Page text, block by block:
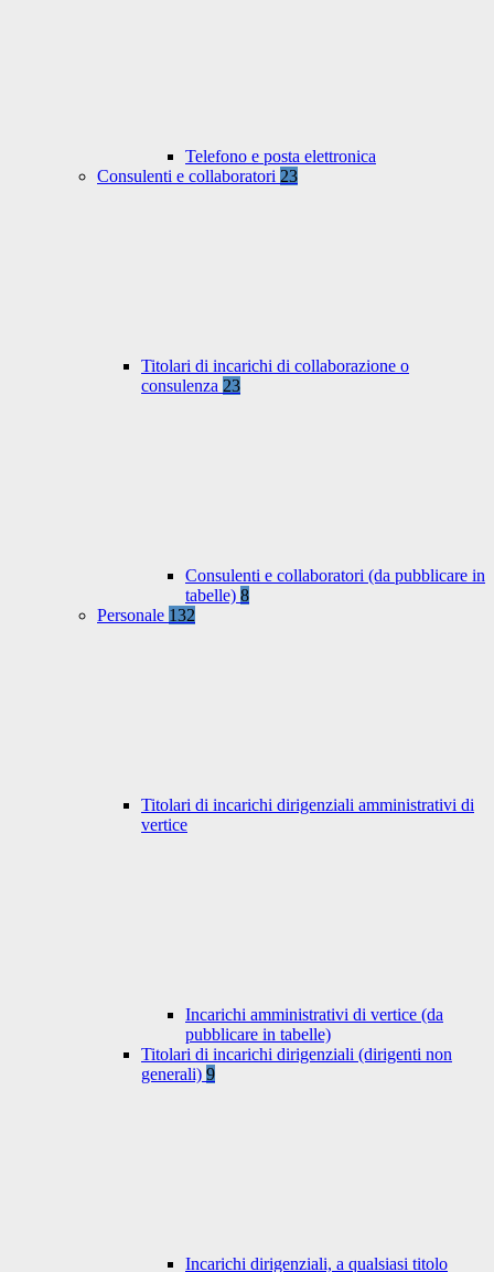
Telefono e posta elettronica
Consulenti e collaboratori 23
Titolari di incarichi di collaborazione o
consulenza 23
Consulenti e collaboratori (da pubblicare in
tabelle) 8
Personale 132
Titolari di incarichi dirigenziali amministrativi di
vertice
Incarichi amministrativi di vertice (da
pubblicare in tabelle)
Titolari di incarichi dirigenziali (dirigenti non
generali) 9
Incarichi dirigenziali, a qualsiasi titolo